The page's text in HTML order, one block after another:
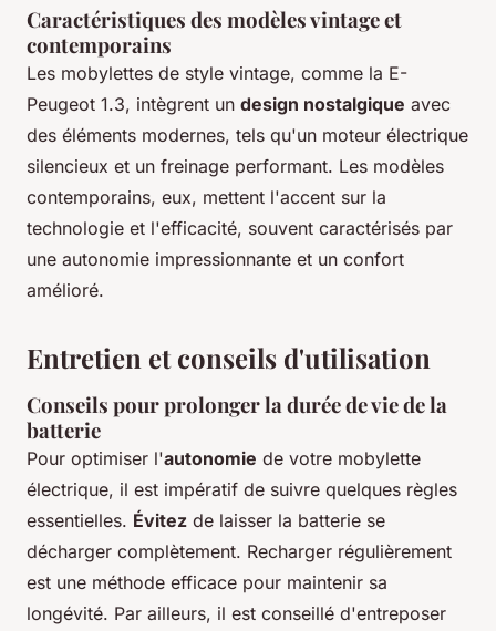
Caractéristiques des modèles vintage et
contemporains
Les mobylettes de style vintage, comme la E-
Peugeot 1.3, intègrent un design nostalgique avec
des éléments modernes, tels qu'un moteur électrique
silencieux et un freinage performant. Les modèles
contemporains, eux, mettent l'accent sur la
technologie et l'efficacité, souvent caractérisés par
une autonomie impressionnante et un confort
amélioré.
Entretien et conseils d'utilisation
Conseils pour prolonger la durée de vie de la
batterie
Pour optimiser l'autonomie de votre mobylette
électrique, il est impératif de suivre quelques règles
essentielles. Évitez de laisser la batterie se
décharger complètement. Recharger régulièrement
est une méthode efficace pour maintenir sa
longévité. Par ailleurs, il est conseillé d'entreposer